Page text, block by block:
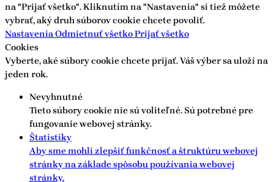
na "Prijať všetko". Kliknutím na "Nastavenia" si tiež môžete
vybrať, aký druh súborov cookie chcete povoliť.
NastaveniaOdmietnuť všetkoPrijať všetko
Cookies
Vyberte, aké súbory cookie chcete prijať. Váš výber sa uloží na
jeden rok.
Nevyhnutné
Tieto súbory cookie nie sú voliteľné. Sú potrebné pre
fungovanie webovej stránky.
Štatistiky
Aby sme mohli zlepšiť funkčnosť a štruktúru webovej
stránky na základe spôsobu používania webovej
stránky.